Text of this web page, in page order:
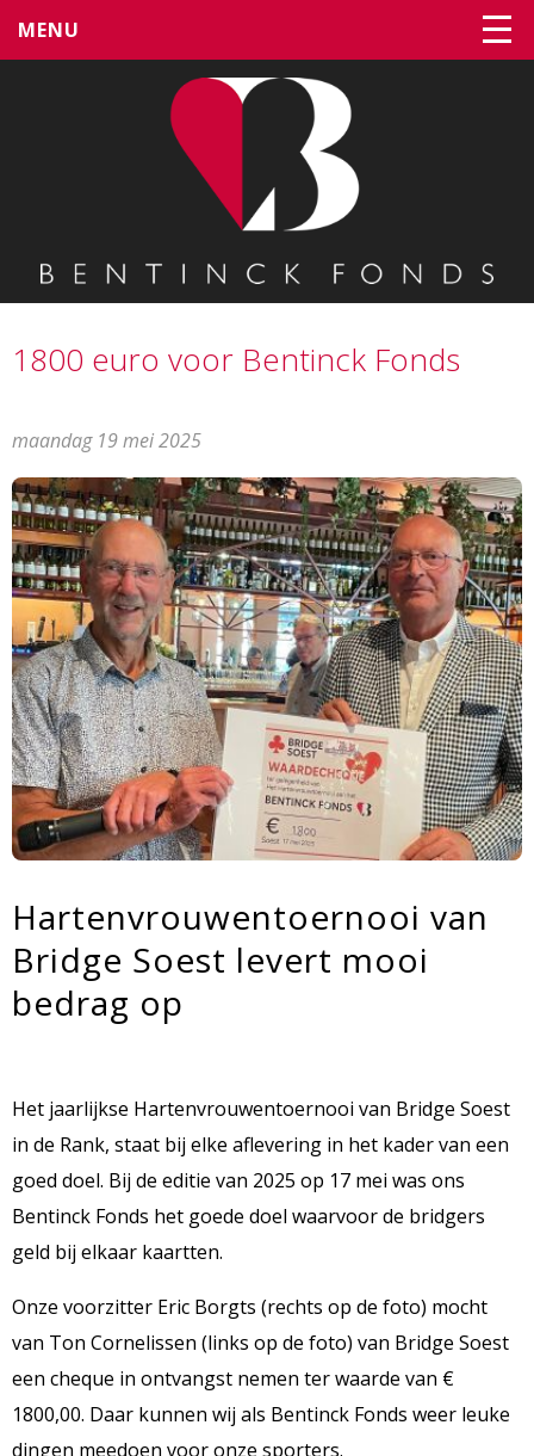
MENU
1800 euro voor Bentinck Fonds
maandag 19 mei 2025
Hartenvrouwentoernooi van
Bridge Soest levert mooi
bedrag op
Het jaarlijkse Hartenvrouwentoernooi van Bridge Soest
in de Rank, staat bij elke aflevering in het kader van een
goed doel. Bij de editie van 2025 op 17 mei was ons
Bentinck Fonds het goede doel waarvoor de bridgers
geld bij elkaar kaartten.
Onze voorzitter Eric Borgts (rechts op de foto) mocht
van Ton Cornelissen (links op de foto) van Bridge Soest
een cheque in ontvangst nemen ter waarde van €
1800,00. Daar kunnen wij als Bentinck Fonds weer leuke
dingen meedoen voor onze sporters.